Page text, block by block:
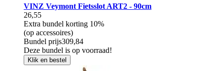
VINZ Veymont Fietsslot ART2 - 90cm
26,55
Extra bundel korting 10%
(op accessoires)
Bundel prijs309,84
Deze bundel is op voorraad!
Klik en bestel